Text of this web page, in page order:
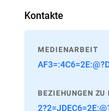
Kontakte
MEDIENARBEIT
BEZIEHUNGEN ZU